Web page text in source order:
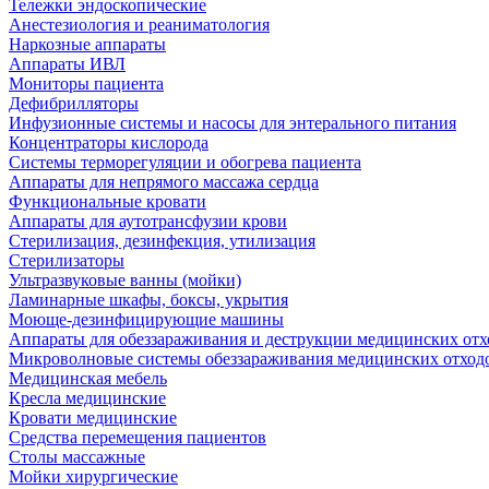
Тележки эндоскопические
Анестезиология и реаниматология
Наркозные аппараты
Аппараты ИВЛ
Мониторы пациента
Дефибрилляторы
Инфузионные системы и насосы для энтерального питания
Концентраторы кислорода
Системы терморегуляции и обогрева пациента
Аппараты для непрямого массажа сердца
Функциональные кровати
Аппараты для аутотрансфузии крови
Стерилизация, дезинфекция, утилизация
Стерилизаторы
Ультразвуковые ванны (мойки)
Ламинарные шкафы, боксы, укрытия
Моюще-дезинфицирующие машины
Аппараты для обеззараживания и деструкции медицинских
Микроволновые системы обеззараживания медицинских
Медицинская мебель
Кресла медицинские
Кровати медицинские
Средства перемещения пациентов
Столы массажные
Мойки хирургические